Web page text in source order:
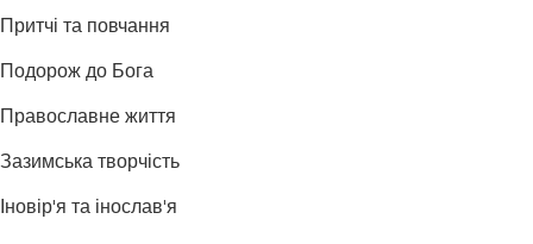
Притчі та повчання
Подорож до Бога
Православне життя
Зазимська творчість
Іновір'я та інослав'я